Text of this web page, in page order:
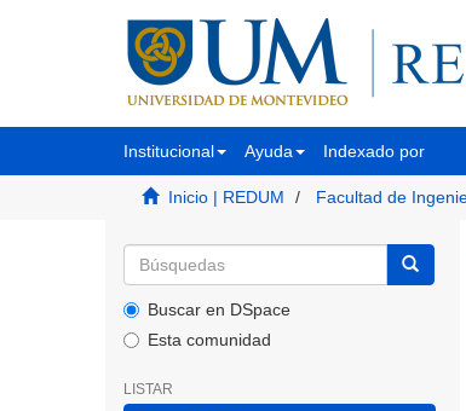
Institucional Ayuda Indexado por
Inicio | REDUM Facultad de
Buscar en DSpace
Esta comunidad
LISTAR